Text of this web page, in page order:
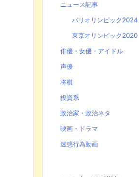
ニュース記事
パリオリンピック2024
東京オリンピック2020
俳優・女優・アイドル
声優
将棋
投資系
政治家・政治ネタ
映画・ドラマ
迷惑行為動画